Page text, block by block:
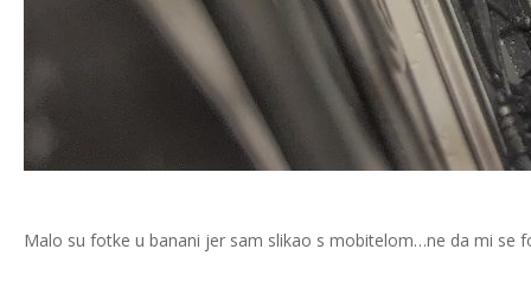
Malo su fotke u banani jer sam slikao s mobitelom…ne da mi se